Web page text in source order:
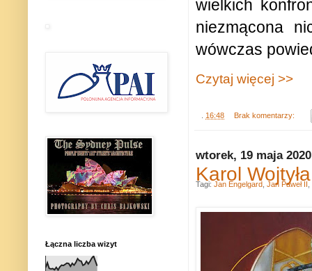
wielkich
niezmącona
wówczas
Czytaj więcej >>
16:48 Brak komentarzy:
wtorek, 19 maja 2020
Karol
Tagi: Jan Engelgard Jan Paweł II
Łączna liczba wizyt